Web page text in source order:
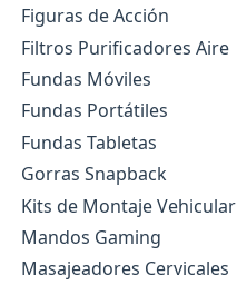
Figuras de Acción
Filtros Purificadores Aire
Fundas Móviles
Fundas Portátiles
Fundas Tabletas
Gorras Snapback
Kits de Montaje Vehicular
Mandos Gaming
Masajeadores Cervicales